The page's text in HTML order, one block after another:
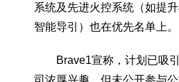
系统及先进火控系统（如提
智能导引）也在优先名单上。
Brave1宣称，计划已吸引
司浓厚兴趣，但未公开参与